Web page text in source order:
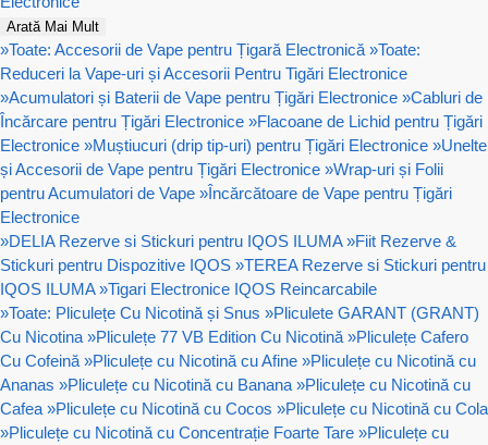
Arată Mai Mult
»Toate: Accesorii de Vape pentru Țigară Electronică »Toate:
Reduceri la Vape-uri și Accesorii Pentru Tigări Electronice
»Acumulatori și Baterii de Vape pentru Țigări Electronice »Cabluri de
Încărcare pentru Țigări Electronice »Flacoane de Lichid pentru Țigări
Electronice »Muștiucuri (drip tip-uri) pentru Țigări Electronice »Unelte
și Accesorii de Vape pentru Țigări Electronice »Wrap-uri și Folii
pentru Acumulatori de Vape »Încărcătoare de Vape pentru Țigări
Electronice
»DELIA Rezerve si Stickuri pentru IQOS ILUMA »Fiit Rezerve &
Stickuri pentru Dispozitive IQOS »TEREA Rezerve si Stickuri pentru
IQOS ILUMA »Tigari Electronice IQOS Reincarcabile
»Toate: Pliculețe Cu Nicotină și Snus »Pliculete GARANT (GRANT)
Cu Nicotina »Pliculețe 77 VB Edition Cu Nicotină »Pliculețe Cafero
Cu Cofeină »Pliculețe cu Nicotină cu Afine »Pliculețe cu Nicotină cu
Ananas »Pliculețe cu Nicotină cu Banana »Pliculețe cu Nicotină cu
Cafea »Pliculețe cu Nicotină cu Cocos »Pliculețe cu Nicotină cu Cola
»Pliculețe cu Nicotină cu Concentrație Foarte Tare »Pliculețe cu